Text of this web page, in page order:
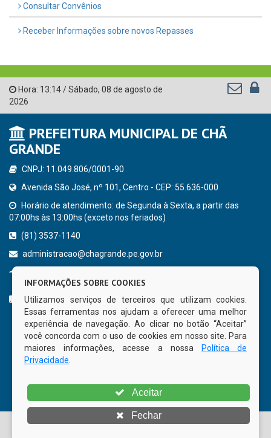
Consultar Convênios
Receber Informações sobre novos Repasses
Hora: 13:14/Sábado, 08 de agosto de
2026
PREFEITURA MUNICIPAL DE CHÃ
GRANDE
CNPJ: 11.049.806/0001-90
Avenida São José, nº 101, Centro - CEP: 55.636-000
Horário de atendimento: de Segunda à Sexta, a partir das
07:00hs às 13:00hs (exceto nos feriados)
(81) 3537-1140
administracao@chagrande.pe.gov.br
CURTA NOSSA FAN PAGE
© Copyright 2026 Prefeitura Municipal de Chã Grande | Todos
INFORMAÇÕES SOBRE COOKIES
Utilizamos serviços de terceiros que utilizam cookies.
Essas ferramentas nos ajudam a oferecer uma melhor
experiência de navegação. Ao clicar no botão “Aceitar”
você concorda com o uso de cookies em nosso site. Para
maiores informações, acesse a nossa
Política de
Privacidade
Aceitar
Fechar